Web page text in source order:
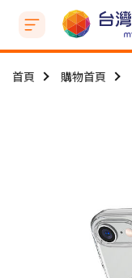
首頁 購物首頁